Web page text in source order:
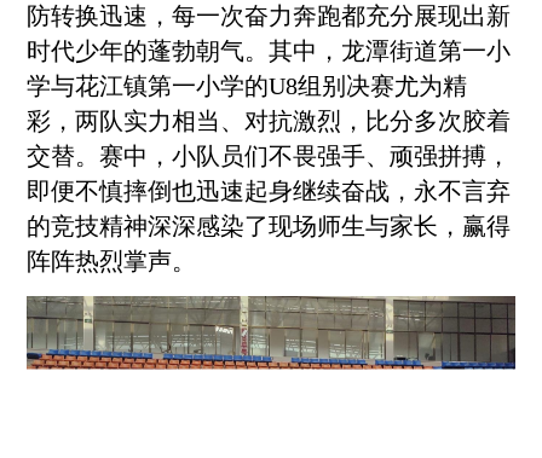
防转换迅速，每一次奋力奔跑都充分展现出新
时代少年的蓬勃朝气。其中，龙潭街道第一小
学与花江镇第一小学的U8组别决赛尤为精
彩，两队实力相当、对抗激烈，比分多次胶着
交替。赛中，小队员们不畏强手、顽强拼搏，
即便不慎摔倒也迅速起身继续奋战，永不言弃
的竞技精神深深感染了现场师生与家长，赢得
阵阵热烈掌声。